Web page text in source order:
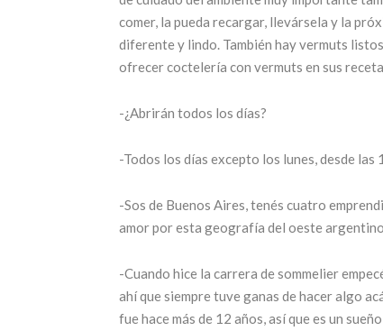
comer, la pueda recargar, llevársela y la
diferente y lindo. También hay vermuts
ofrecer coctelería con vermuts en sus
-¿Abrirán todos los días?
-Todos los días excepto los lunes, desde
-Sos de Buenos Aires, tenés cuatro
amor por esta geografía del oeste
-Cuando hice la carrera de sommelier
ahí que siempre tuve ganas de hacer algo
fue hace más de 12 años, así que es un